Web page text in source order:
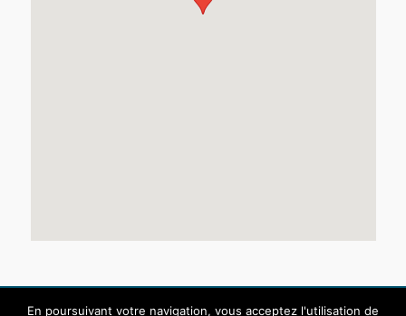
En poursuivant votre navigation, vous acceptez l'utilisation de